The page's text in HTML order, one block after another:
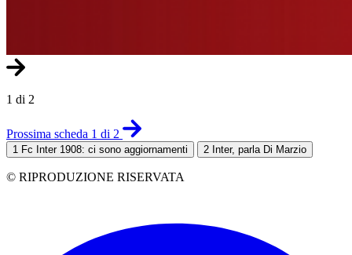
1 di 2
Prossima scheda 1 di 2
1 Fc Inter 1908: ci sono aggiornamenti 2 Inter, parla Di Marzio
© RIPRODUZIONE RISERVATA